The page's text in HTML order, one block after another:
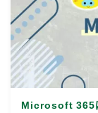
Microsoft 365